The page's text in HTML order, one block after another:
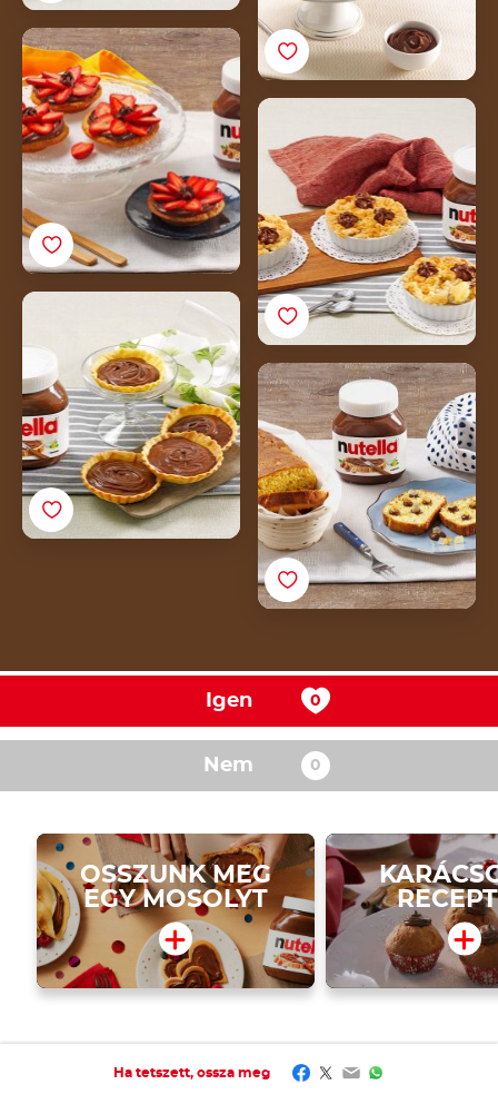
Mini tart Nutella®-val és
eperrel
Nutella®-val
Nutella® tart
Briós szeletek Nutella®-
val és kandírozott
citrusfélékkel
Igen
Nem
OSSZUNK MEG
EGY MOSOLYT
Ha tetszett, ossza meg Facebook
Twitter
EmailWhatsApp